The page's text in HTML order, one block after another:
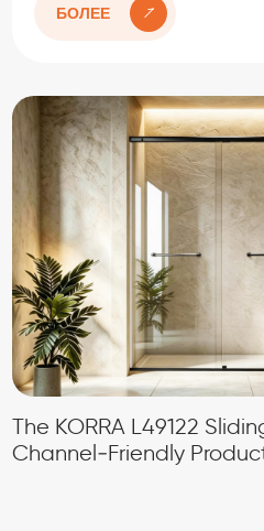
душевых кабин.
БОЛЕЕ
The KORRA L49122
Channel‑Friendly